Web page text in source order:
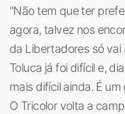
"Não tem que ter
agora, talvez nos
da Libertadores só
Toluca já foi difícil e,
mais difícil ainda. É
O Tricolor volta a